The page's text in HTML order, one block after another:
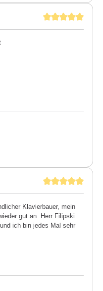
Klavierbauer, mein
gut an. Herr Filipski
ich bin jedes Mal sehr